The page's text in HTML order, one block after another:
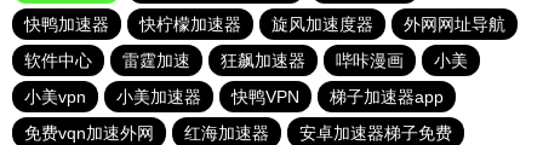
快鸭加速器
快柠檬加速器 旋风加速度器
外网网址导航
软件中心
雷霆加速 狂飙加速器 哔咔漫画
小美
小美vpn
小美加速器 快鸭VPN
梯子加速器app
免费vqn加速外网
红海加速器
安卓加速器梯子免费